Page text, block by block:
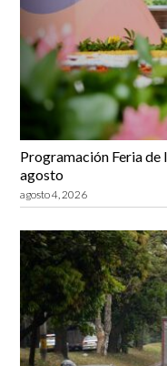
Programación Feria de
agosto
agosto 4, 2026